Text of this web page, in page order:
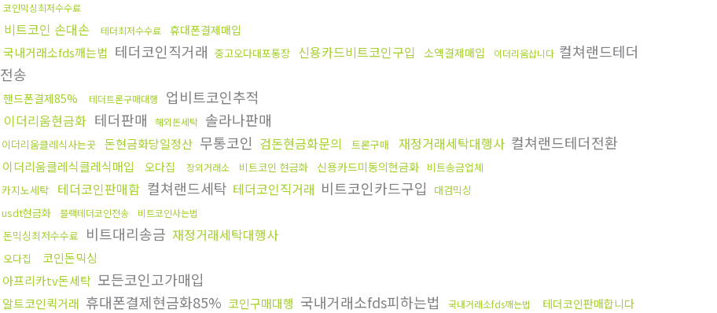
코인믹싱최저수수료
비트코인 손대손 테더최저수수료 휴대폰결제매입
국내거래소fds깨는법 테더코인직거래 중고오다대포통장 신용카드비트코인구입 소액결제매입 이더리움삽니다 컬쳐랜드테더
전송
핸드폰결제85% 테더트론구매대행 업비트코인추적
이더리움현금화 테더판매 해외돈세탁 솔라나판매
이더리움클레식사는곳 돈현금화당일정산 무통코인 검돈현금화문의 트론구매 재정거래세탁대행사 컬쳐랜드테더전환
이더리움클레식클레식매입 오다집 장외거래소 비트코인 현금화 신용카드미동의현금화 비트송금업체
카지노세탁
테더코인판매함 컬쳐랜드세탁 테더코인직거래 비트코인카드구입
대검믹싱
usdt현금화
블랙테더코인전송 비트코인사는법
돈믹싱최저수수료 비트대리송금 재정거래세탁대행사
오다집
코인돈믹싱
아프리카tv돈세탁 모든코인고가매입
알트코인퀵거래 휴대폰결제현금화85% 코인구매대행 국내거래소fds피하는법 국내거래소fds깨는법 테더코인판매합니다